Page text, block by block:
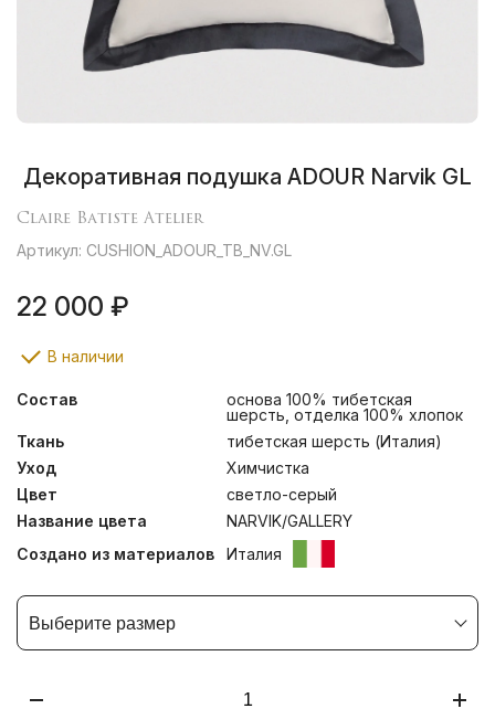
Декоративная подушка ADOUR Narvik GL
Claire Batiste Atelier
Артикул: CUSHION_ADOUR_TB_NV.GL
22 000 ₽
В наличии
Состав
основа 100% тибетская
шерсть, отделка 100% хлопок
Ткань
тибетская шерсть (Италия)
Уход
Химчистка
Цвет
светло-серый
Название цвета
NARVIK/GALLERY
Создано из материалов
Италия
Выберите размер